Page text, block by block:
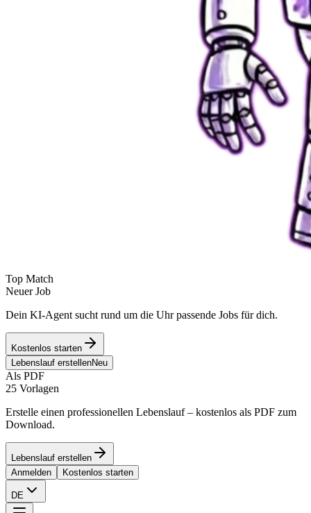
Top Match
Neuer Job
Dein KI-Agent sucht rund um die Uhr passende Jobs für dich.
Kostenlos starten
Lebenslauf erstellenNeu
Als PDF
25 Vorlagen
Erstelle einen professionellen Lebenslauf – kostenlos als PDF zum
Download.
Lebenslauf erstellen
Anmelden
Kostenlos starten
DE